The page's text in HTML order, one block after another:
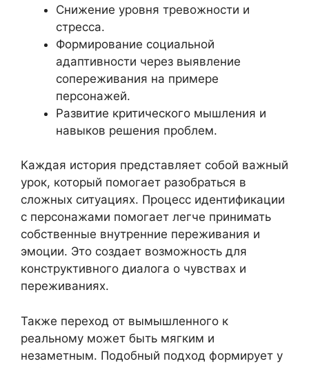
Снижение уровня тревожности и
стресса.
Формирование социальной
адаптивности через выявление
сопереживания на примере
персонажей.
Развитие критического мышления и
навыков решения проблем.
Каждая история представляет собой важный
урок, который помогает разобраться в
сложных ситуациях. Процесс идентификации
с персонажами помогает легче принимать
собственные внутренние переживания и
эмоции. Это создает возможность для
конструктивного диалога о чувствах и
переживаниях.
Также переход от вымышленного к
реальному может быть мягким и
незаметным. Подобный подход формирует у